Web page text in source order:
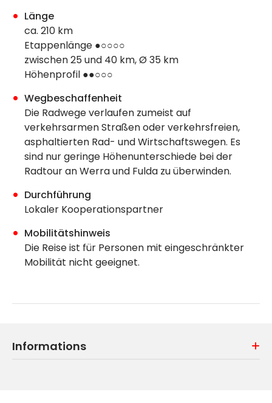
Länge
ca. 210 km
Etappenlänge ●○○○○
zwischen 25 und 40 km, Ø 35 km
Höhenprofil ●●○○○
Wegbeschaffenheit
Die Radwege verlaufen zumeist auf
verkehrsarmen Straßen oder verkehrsfreien,
asphaltierten Rad- und Wirtschaftswegen. Es
sind nur geringe Höhenunterschiede bei der
Radtour an Werra und Fulda zu überwinden.
Durchführung
Lokaler Kooperationspartner
Mobilitätshinweis
Die Reise ist für Personen mit eingeschränkter
Mobilität nicht geeignet.
Informations